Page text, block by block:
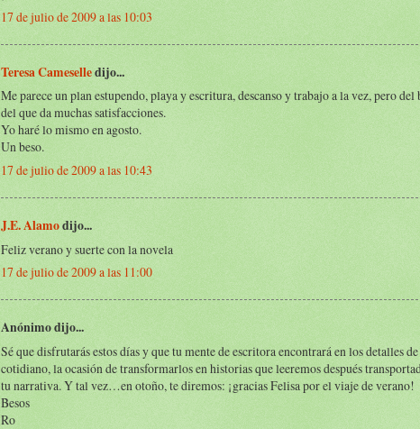
17 de julio de 2009 a las 10:03
Teresa Cameselledijo...
Me parece un plan estupendo, playa y escritura, descanso y trabajo a la vez, pero del
del que da muchas satisfacciones.
Yo haré lo mismo en agosto.
Un beso.
17 de julio de 2009 a las 10:43
J.E. Alamodijo...
Feliz verano y suerte con la novela
17 de julio de 2009 a las 11:00
Anónimo dijo...
Sé que disfrutarás estos días y que tu mente de escritora encontrará en los detalles
cotidiano, la ocasión de transformarlos en historias que leeremos después
tu narrativa. Y tal vez…en otoño, te diremos: ¡gracias Felisa por el viaje de verano!
Besos
Ro